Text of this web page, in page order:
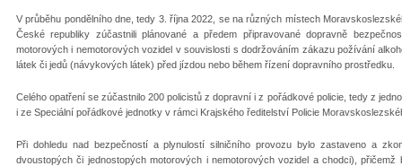
V průběhu pondělního dne, tedy 3. října 2022, se na různých místech
České republiky zúčastnili plánované a předem připravované dopravně
motorových i nemotorových vozidel v souvislosti s dodržováním zákazu požívání
látek či jedů (návykových látek) před jízdou nebo během řízení dopravního prostředku.
Celého opatření se zúčastnilo 200 policistů z dopravní i z pořádkové policie, tedy z
i ze Speciální pořádkové jednotky v rámci Krajského ředitelství Policie
Při dohledu nad bezpečností a plynulostí silničního provozu bylo zastaveno a
dvoustopých či jednostopých motorových i nemotorových vozidel a chodci),